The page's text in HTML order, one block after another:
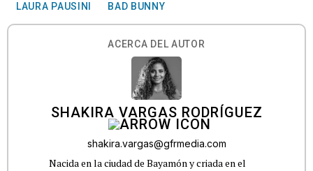
LAURA PAUSINI BAD BUNNY
ACERCA DEL AUTOR
SHAKIRA VARGAS RODRÍGUEZ
shakira.vargas@gfrmedia.com
Nacida en la ciudad de Bayamón y criada en el